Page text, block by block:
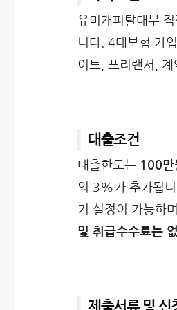
유미캐피탈대부
니다. 4대보험 가
이트, 프리랜서, 계
대출조건
대출한도는 100만
의 3%가 추가됩
기 설정이 가능하며
및 취급수수료는
제출서류 및 신